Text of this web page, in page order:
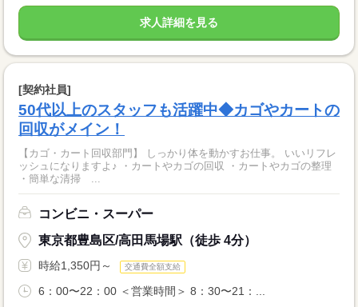
求人詳細を見る
[契約社員]
50代以上のスタッフも活躍中◆カゴやカートの
回収がメイン！
【カゴ・カート回収部門】 しっかり体を動かすお仕事。 いいリフレ
ッシュになりますよ♪ ・カートやカゴの回収 ・カートやカゴの整理
・簡単な清掃 ...
コンビニ・スーパー
東京都豊島区/高田馬場駅（徒歩 4分）
時給1,350円～ 交通費全額支給
6：00〜22：00 ＜営業時間＞ 8：30〜21：...